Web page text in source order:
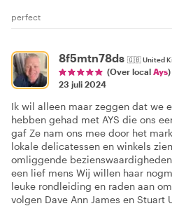
perfect
8f5mtn78ds 🇬🇧United
(Over local Ays)
23 juli 2024
Ik wil alleen maar zeggen dat we
hebben gehad met AYS die ons
gaf Ze nam ons mee door het
lokale delicatessen en winkels
omliggende
een lief mens Wij willen haar
leuke rondleiding en raden aan
volgen Dave Ann James en Stuart